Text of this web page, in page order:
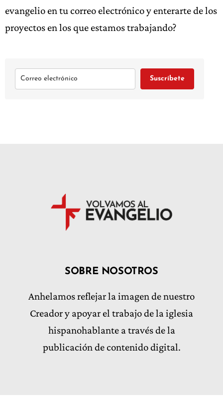
evangelio en tu correo electrónico y enterarte de los
proyectos en los que estamos trabajando?
Suscríbete
SOBRE NOSOTROS
Anhelamos reflejar la imagen de nuestro
Creador y apoyar el trabajo de la iglesia
hispanohablante a través de la
publicación de contenido digital.